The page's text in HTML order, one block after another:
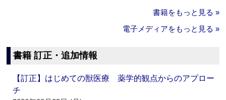
書籍をもっと見る »
電子メディアをもっと見る »
書籍 訂正・追加情報
【訂正】はじめての獣医療 薬学的観点からのアプロー
チ